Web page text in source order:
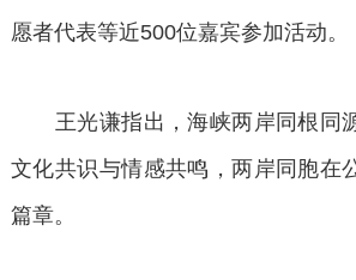
愿者代表等近500位嘉宾参加活动。
王光谦指出，海峡两岸同根同源
文化共识与情感共鸣，两岸同胞在
篇章。